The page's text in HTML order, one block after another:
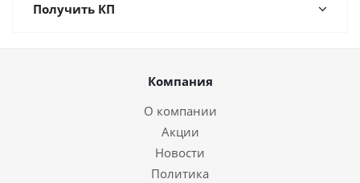
Получить КП
Компания
О компании
Акции
Новости
Политика